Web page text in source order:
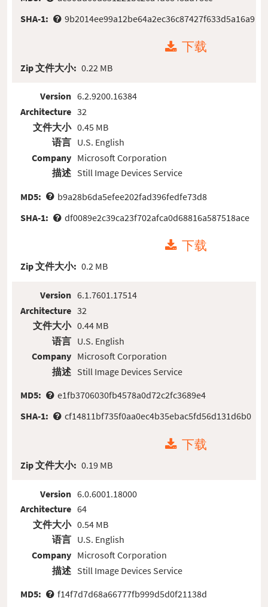
SHA-1:
9b2014ee99a12be64a2ec36c87427f633d5a16a9
下载
Zip 文件大小: 0.22 MB
Version
Architecture
文件大小
语言
Company
描述
6.2.9200.16384
32
0.45 MB
U.S. English
Microsoft Corporation
Still Image Devices Service
MD5:
b9a28b6da5efee202fad396fedfe73d8
SHA-1:
df0089e2c39ca23f702afca0d68816a587518ace
下载
Zip 文件大小: 0.2 MB
Version
Architecture
文件大小
语言
Company
描述
6.1.7601.17514
32
0.44 MB
U.S. English
Microsoft Corporation
Still Image Devices Service
MD5:
e1fb3706030fb4578a0d72c2fc3689e4
SHA-1:
cf14811bf735f0aa0ec4b35ebac5fd56d131d6b0
下载
Zip 文件大小: 0.19 MB
Version
Architecture
文件大小
语言
Company
描述
6.0.6001.18000
64
0.54 MB
U.S. English
Microsoft Corporation
Still Image Devices Service
MD5:
f14f7d7d68a66777fb999d5d0f21138d